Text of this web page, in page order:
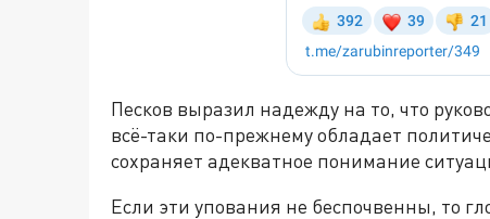
Песков выразил надежду на то, что
всё-таки по-прежнему обладает
сохраняет адекватное понимание
Если эти упования не беспочвенны, то